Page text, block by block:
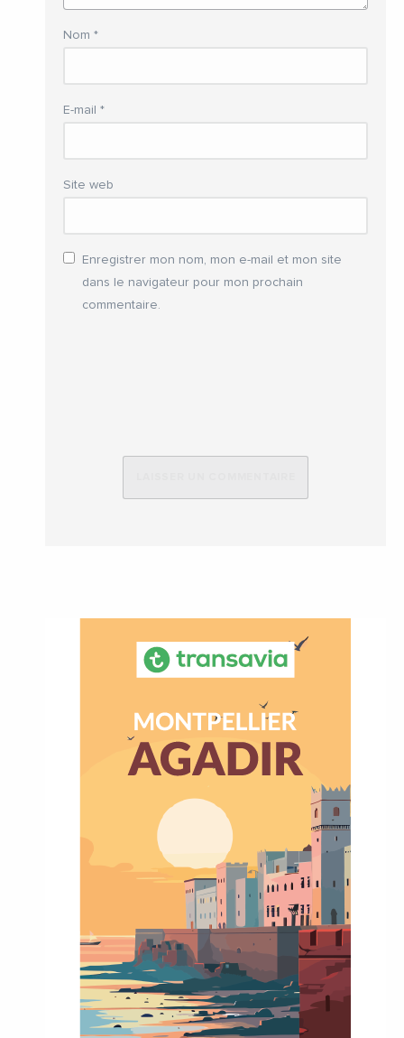
Nom *
E-mail *
Site web
Enregistrer mon nom, mon e-mail et mon site
dans le navigateur pour mon prochain
commentaire.